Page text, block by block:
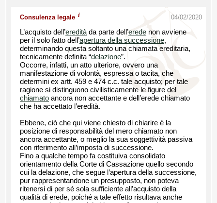
Consulenza legale i 04/02/2020
L’acquisto dell’eredità da parte dell’erede non avviene
per il solo fatto dell’apertura della successione,
determinando questa soltanto una chiamata ereditaria,
tecnicamente definita “delazione”.
Occorre, infatti, un atto ulteriore, ovvero una
manifestazione di volontà, espressa o tacita, che
determini ex artt. 459 e 474 c.c. tale acquisto; per tale
ragione si distinguono civilisticamente le figure del
chiamato ancora non accettante e dell’erede chiamato
che ha accettato l’eredità.
Ebbene, ciò che qui viene chiesto di chiarire è la
posizione di responsabilità del mero chiamato non
ancora accettante, o meglio la sua soggettività passiva
con riferimento all’imposta di successione.
Fino a qualche tempo fa costituiva consolidato
orientamento della Corte di Cassazione quello secondo
cui la delazione, che segue l’apertura della successione,
pur rappresentandone un presupposto, non poteva
ritenersi di per sé sola sufficiente all’acquisto della
qualità di erede, poiché a tale effetto risultava anche